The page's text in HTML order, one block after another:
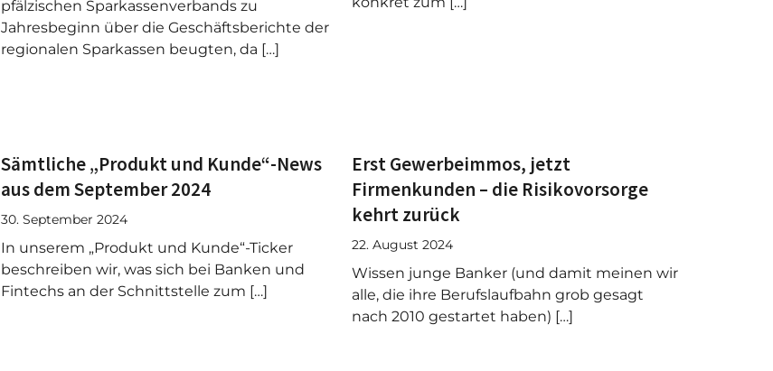
pfälzischen Sparkassenverbands zu
Jahresbeginn über die Geschäftsberichte der
regionalen Sparkassen beugten, da […]
Sämtliche „Produkt und Kunde“-News
aus dem September 2024
30. September 2024
In unserem „Produkt und Kunde“-Ticker
beschreiben wir, was sich bei Banken und
Fintechs an der Schnittstelle zum […]
Erst Gewerbeimmos, jetzt
Firmenkunden – die Risikovorsorge
kehrt zurück
22. August 2024
Wissen junge Banker (und damit meinen wir
alle, die ihre Berufslaufbahn grob gesagt
nach 2010 gestartet haben) […]